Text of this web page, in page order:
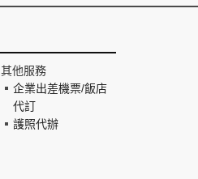
其他服務
企業出差機票/飯店
代訂
護照代辦